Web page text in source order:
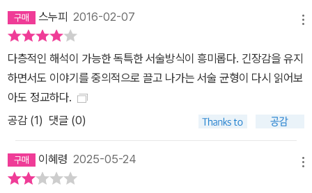
스누피 2016-02-07
다층적인 해석이 가능한 독특한 서술방식이 흥미롭다. 긴장감을 유지
하면서도 이야기를 중의적으로 끌고 나가는 서술 균형이 다시 읽어보
아도 정교하다.
공감 (1) 댓글 (0)
이혜령 2025-05-24